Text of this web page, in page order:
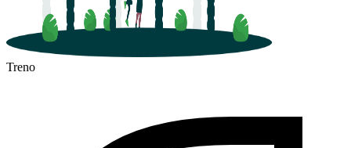
Treno